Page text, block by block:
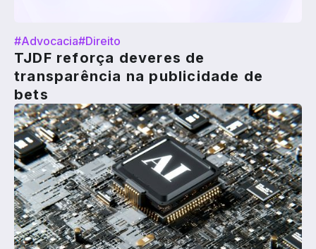
#Advocacia#Direito
TJDF reforça deveres de
transparência na publicidade de
bets